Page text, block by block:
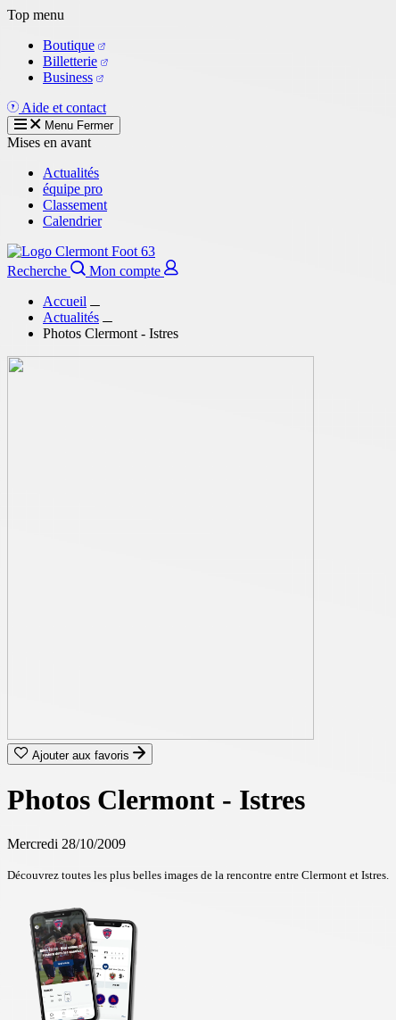
Aller
contenu
principal
Top menu
Boutique
Billetterie
Business
Aide et contact
Menu Fermer
Mises en avant
Actualités
équipe pro
Classement
Calendrier
Recherche
Mon compte
Accueil
Actualités
Photos Clermont - Istres
Ajouter aux favoris
Photos Clermont - Istres
Mercredi 28/10/2009
Découvrez toutes les plus belles images de la rencontre entre Clermont et Istres.